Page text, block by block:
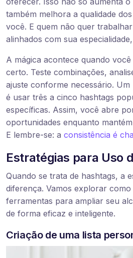
também melhora a qualidade
você. E quem não quer
alinhados com sua
A mágica acontece quando
certo. Teste combinações,
ajuste conforme necessário.
é usar três a cinco hashtags
específicas. Assim, você abre
oportunidades enquanto
E lembre-se: a consistência é
Estratégias para Uso
Quando se trata de hashtags, a
diferença. Vamos explorar
ferramentas para ampliar seu
de forma eficaz e inteligente.
Criação de uma lista